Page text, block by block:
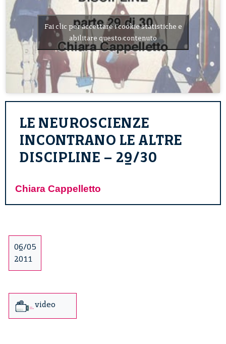
Fai clic per accettare i cookie statistiche e
abilitare questo contenuto
LE NEUROSCIENZE
INCONTRANO LE ALTRE
DISCIPLINE – 29/30
Chiara Cappelletto
06/05
2011
video